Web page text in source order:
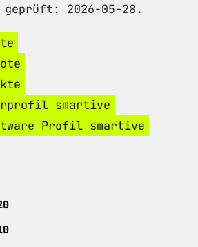
2026-05-28.
smartive
Profil smartive